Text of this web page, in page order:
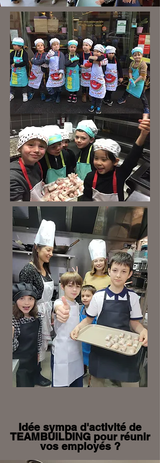
Idée sympa d'activité de
TEAMBUILDING pour réunir
vos employés ?